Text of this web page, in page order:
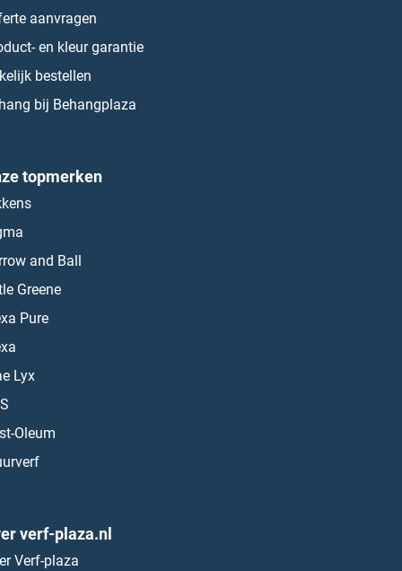
aanvragen
en kleur garantie
bestellen
bij Behangplaza
topmerken
and Ball
Greene
Pure
Lyx
Oleum
verf-plaza.nl
Verf-plaza